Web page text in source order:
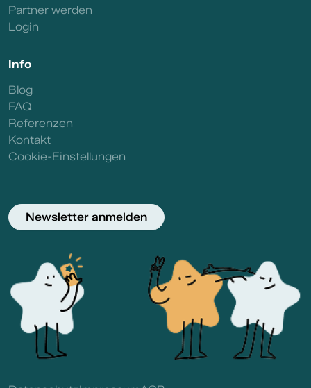
Partner werden
Login
Info
Blog
FAQ
Referenzen
Kontakt
Cookie-Einstellungen
Newsletter anmelden